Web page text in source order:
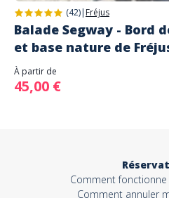
(42)| Fréjus
Balade Segway - Bord
et base nature de
À partir de
45,00 €
Comment
Comment annuler